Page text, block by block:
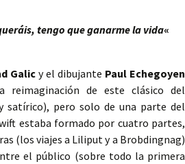
tengo que ganarme la vida«
Galicy el dibujante Paul Echegoyen
reimaginación de este clásico del
satírico), pero solo de una parte del
estaba formado por cuatro partes,
(los viajes a Liliput y a Brobdingnag)
el público (sobre todo la primera